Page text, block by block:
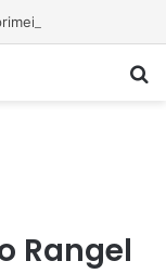
Rangel